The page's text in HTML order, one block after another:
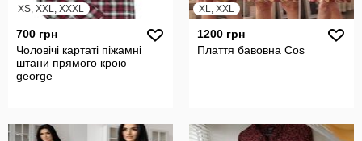
XS, XXL, XXXL
700 грн
Чоловічі картаті піжамні
штани прямого крою
george
XL, XXL
1200 грн
Плаття бавовна Cos